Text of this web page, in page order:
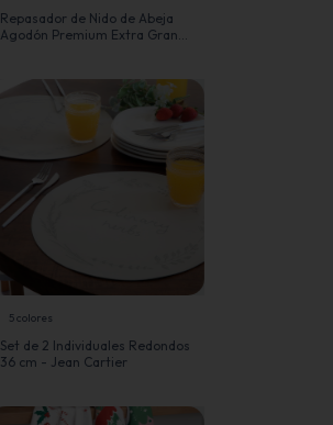
Repasador de Nido de Abeja
Agodón Premium Extra Grande
5 colores
Set de 2 Individuales Redondos
36 cm - Jean Cartier